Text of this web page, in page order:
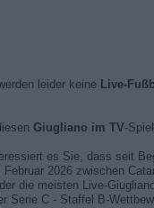
leider keine Live-
Giugliano im TV-
es Sie, dass seit
Februar 2026 zwischen
die meisten Live-
Serie C - Staffel B-